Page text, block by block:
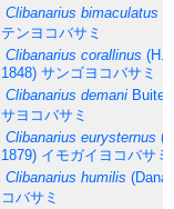
Clibanarius bimaculatus
テンヨコバサミ
Clibanarius corallinus (H.
1848) サンゴヨコバサミ
Clibanarius demani
サヨコバサミ
Clibanarius eurysternus
1879) イモガイヨコバサミ
Clibanarius humilis
コバサミ